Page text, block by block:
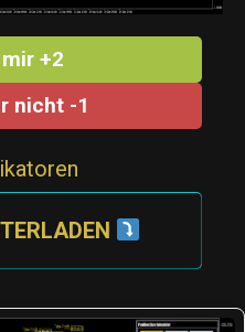
+2
nicht -1